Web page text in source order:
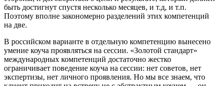
быть достигнут спустя несколько месяцев, и т.д, и т.п.
Поэтому вполне закономерно разделений этих компетенций
на две.
В российском варианте в отдельную компетенцию вынесено
умение коуча проявляться на сессии. «Золотой стандарт»
международных компетенций достаточно жестко
ограничивает поведение коуча на сессии: нет советов, нет
экспертизы, нет личного проявления. Но мы все знаем, что